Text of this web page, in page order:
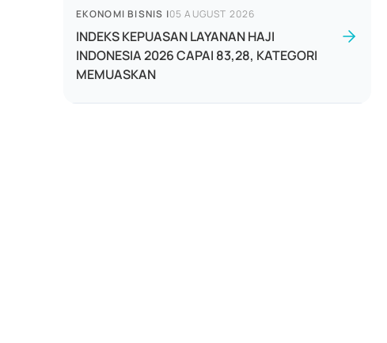
EKONOMI BISNIS |05 AUGUST 2026
INDEKS KEPUASAN LAYANAN HAJI
INDONESIA 2026 CAPAI 83,28, KATEGORI
MEMUASKAN